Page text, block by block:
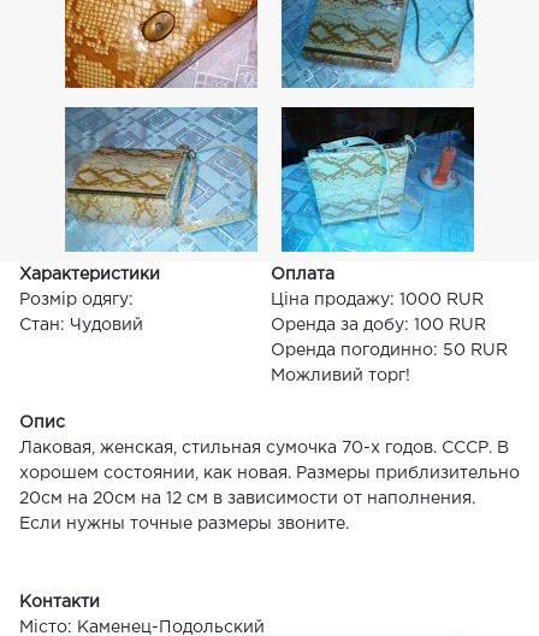
Характеристики
Розмір одягу:
Стан: Чудовий
Оплата
Ціна продажу: 1000 RUR
Оренда за добу: 100 RUR
Оренда погодинно: 50 RUR
Можливий торг!
Опис
Лаковая, женская, стильная сумочка 70-х годов. СССР. В
хорошем состоянии, как новая. Размеры приблизительно
20см на 20см на 12 см в зависимости от наполнения.
Если нужны точные размеры звоните.
Контакти
Місто: Каменец-Подольский